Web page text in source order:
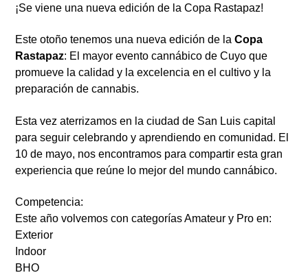
¡Se viene una nueva edición de la Copa Rastapaz!
Este otoño tenemos una nueva edición de laCopa
Rastapaz: El mayor evento cannábico de Cuyo que
promueve la calidad y la excelencia en el cultivo y la
preparación de cannabis.
Esta vez aterrizamos en la ciudad de San Luis capital
para seguir celebrando y aprendiendo en comunidad. El
10 de mayo, nos encontramos para compartir esta gran
experiencia que reúne lo mejor del mundo cannábico.
Competencia:
Este año volvemos con categorías Amateur y Pro en:
Exterior
Indoor
BHO